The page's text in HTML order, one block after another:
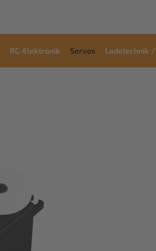
RC-Elektronik Servos Ladetechnik